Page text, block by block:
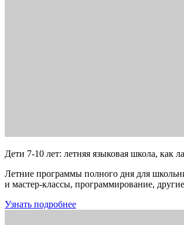
Дети 7-10 лет: летняя языковая школа, как
Летние программы полного дня для
и мастер-классы, программирование,
Узнать подробнее